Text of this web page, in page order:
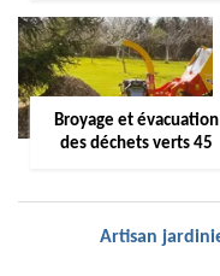
Broyage et évacuation
des déchets verts 45
Artisan